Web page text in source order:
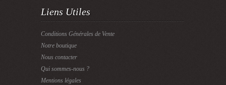
Liens Utiles
Conditions Générales de Vente
Notre boutique
Nous contacter
Qui sommes-nous ?
Mentions légales